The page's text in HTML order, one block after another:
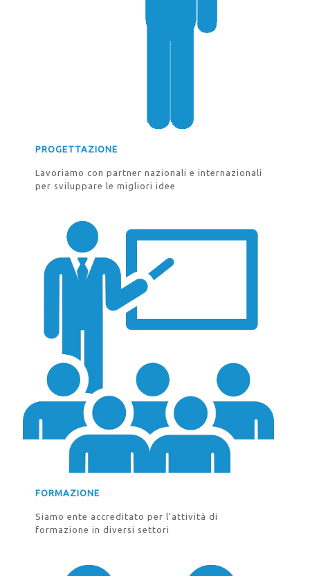
PROGETTAZIONE
Lavoriamo con partner nazionali e internazionali
per sviluppare le migliori idee
FORMAZIONE
Siamo ente accreditato per l'attività di
formazione in diversi settori